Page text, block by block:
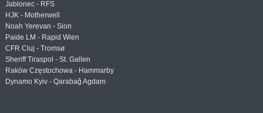
Jablonec - RFS
HJK - Motherwell
Noah Yerevan - Sion
Paide LM - Rapid Wien
CFR Cluj - Tromsø
Sheriff Tiraspol - St. Gallen
Raków Częstochowa - Hammarby
Dynamo Kyiv - Qarabağ Agdam